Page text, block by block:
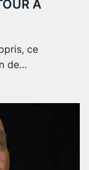
A
ce
de…